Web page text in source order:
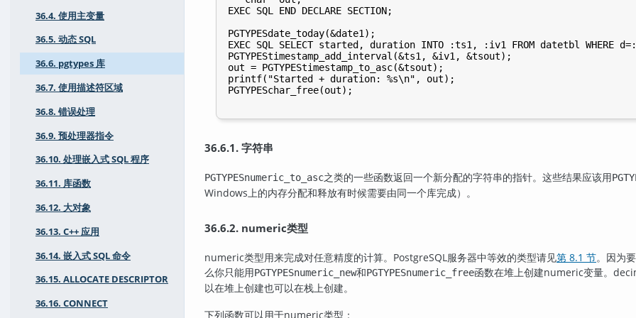
36.4. 使用主变量
36.5. 动态 SQL
36.6. pgtypes 库
36.7. 使用描述符区域
36.8. 错误处理
36.9. 预处理器指令
36.10. 处理嵌入式 SQL 程序
36.11. 库函数
36.12. 大对象
36.13. C++ 应用
36.14. 嵌入式 SQL 命令
36.15. ALLOCATE DESCRIPTOR
36.16. CONNECT
EXEC SQL END DECLARE SECTION;
PGTYPESdate_today(&date1);
EXEC SQL SELECT started, duration INTO :ts1, :iv1 FROM datetbl WHERE
PGTYPEStimestamp_add_interval(&ts1, &iv1, &tsout);
out = PGTYPEStimestamp_to_asc(&tsout);
printf("Started + duration: %s\n", out);
PGTYPESchar_free(out);
36.6.1. 字符串
PGTYPESnumeric_to_asc之类的一些函数返回一个新分配的字符串的指针。这些结果应该用
Windows上的内存分配和释放有时候需要由同一个库完成）。
36.6.2. numeric类型
numeric类型用来完成对任意精度的计算。 PostgreSQL服务器中等效的类型请见第 8.1 节。因为
么你只能用PGTYPESnumeric_new和PGTYPESnumeric_free函数在堆上创建numeric变量。
以在堆上创建也可以在栈上创建。
下列函数可以用于numeric类型：